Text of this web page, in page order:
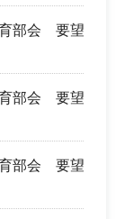
育部会 要望
育部会 要望
育部会 要望